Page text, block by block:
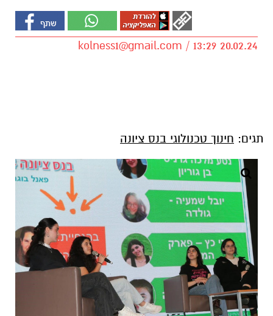
kolness1@gmail.com / 13:29 20.02.24
תגים: חינוך טכנולוגי בנס ציונה